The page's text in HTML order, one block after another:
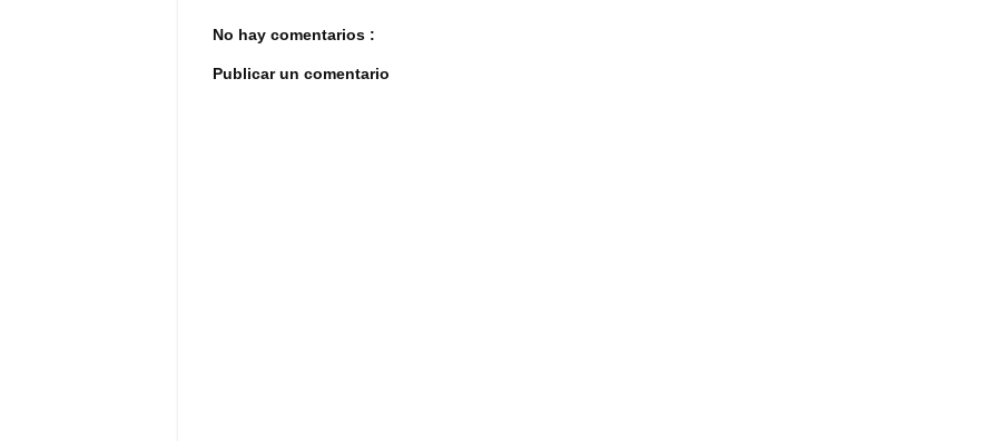
No hay comentarios :
Publicar un comentario